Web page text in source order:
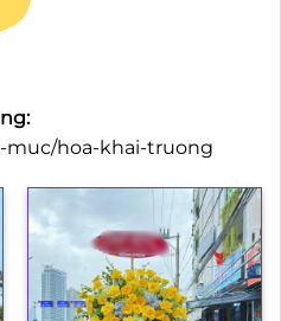
muc/hoa-khai-truong